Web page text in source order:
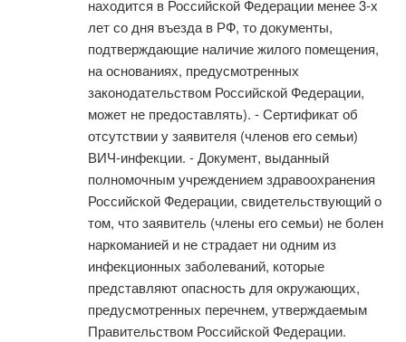
находится в Российской Федерации менее 3-х
лет со дня въезда в РФ, то документы,
подтверждающие наличие жилого помещения,
на основаниях, предусмотренных
законодательством Российской Федерации,
может не предоставлять). - Сертификат об
отсутствии у заявителя (членов его семьи)
ВИЧ-инфекции. - Документ, выданный
полномочным учреждением здравоохранения
Российской Федерации, свидетельствующий о
том, что заявитель (члены его семьи) не болен
наркоманией и не страдает ни одним из
инфекционных заболеваний, которые
представляют опасность для окружающих,
предусмотренных перечнем, утверждаемым
Правительством Российской Федерации.